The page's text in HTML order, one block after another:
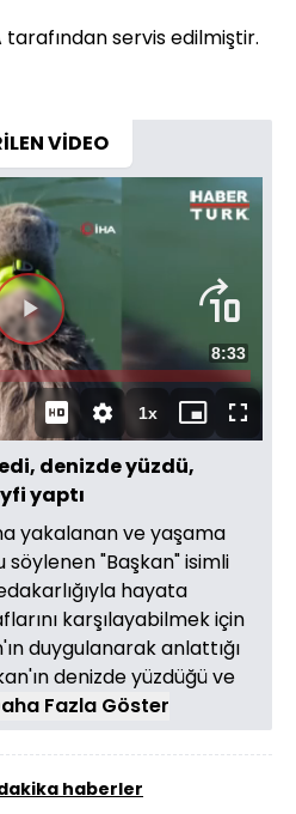
servis edilmiştir.
VİDEO
Toplam
Süre
8:33
1xOynatma
Hızı
Mini
oynatıcı
Tam
Ekran
denizde yüzdü,
yaptı
yakalanan ve yaşama
söylenen "Başkan" isimli
hayata
karşılayabilmek için
duygulanarak anlattığı
denizde yüzdüğü ve
Fazla Göster
haberler